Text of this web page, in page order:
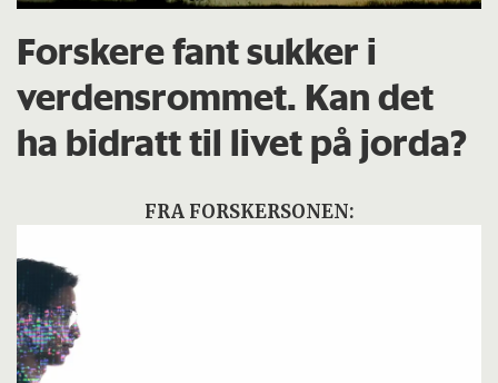
Forskere fant sukker i
verdensrommet. Kan det
ha bidratt til livet på jorda?
FRA FORSKERSONEN: